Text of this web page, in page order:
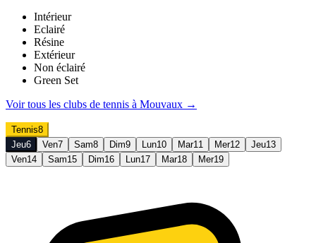
Intérieur
Eclairé
Résine
Extérieur
Non éclairé
Green Set
Voir tous les clubs de tennis à Mouvaux →
Tennis8
Jeu6 Ven7 Sam8 Dim9 Lun10 Mar11 Mer12 Jeu13
Ven14 Sam15 Dim16 Lun17 Mar18 Mer19